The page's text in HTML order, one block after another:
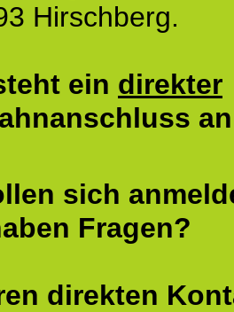
Hirschberg.
ein direkter
sich
Fragen?
direkten